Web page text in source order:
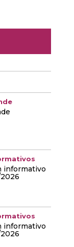
informativo
informativo